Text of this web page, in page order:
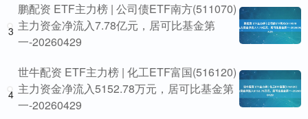
3
鹏配资 ETF主力榜 | 公司债ETF南方(511070)
主力资金净流入7.78亿元，居可比基金第
一-20260429
4
世牛配资 ETF主力榜 | 化工ETF富国(516120)
主力资金净流入5152.78万元，居可比基金第
一-20260429